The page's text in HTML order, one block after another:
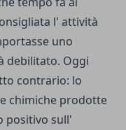
l' attività
uno
debilitato. Oggi
contrario: lo
chimiche prodotte
positivo sull'